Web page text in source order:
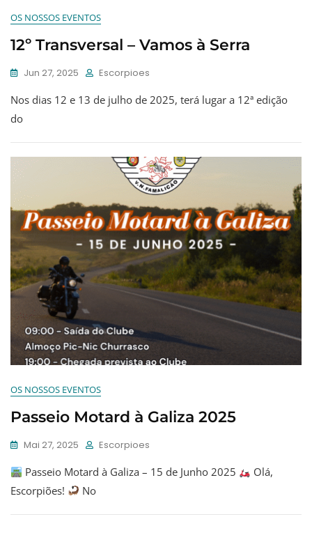
OS NOSSOS EVENTOS
12º Transversal – Vamos à Serra
Jun 27, 2025 Escorpioes
Nos dias 12 e 13 de julho de 2025, terá lugar a 12ª edição
do
OS NOSSOS EVENTOS
Passeio Motard à Galiza 2025
Mai 27, 2025 Escorpioes
Passeio Motard à Galiza – 15 de Junho 2025
Olá,
Escorpiões!
No